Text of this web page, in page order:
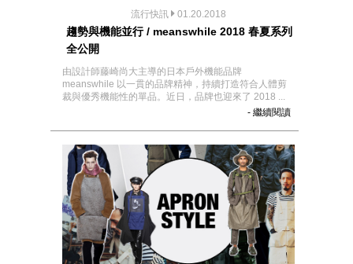
流行快訊 01.20.2018
趨勢與機能並行 / meanswhile 2018 春夏系列
全公開
由設計師藤崎尚大主導的日本戶外機能品牌
meanswhile 以一貫的品牌精神，持續打造符合人體剪
裁與優秀機能性的單品。近日，品牌也迎來了 2018 ...
- 繼續閱讀